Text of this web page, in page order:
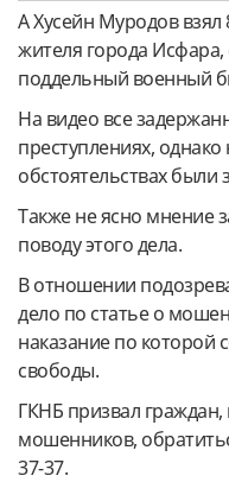
А Хусейн Муродов взял
жителя города
поддельный военный
На видео все
преступлениях,
обстоятельствах были
Также не ясно мнение
поводу этого дела.
В отношении
дело по статье о
наказание по которой
свободы.
ГКНБ призвал
мошенников,
37-37.